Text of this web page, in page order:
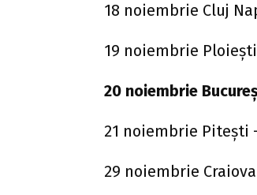
18 noiembrie Cluj
19 noiembrie
20 noiembrie
21 noiembrie Piteşti
29 noiembrie